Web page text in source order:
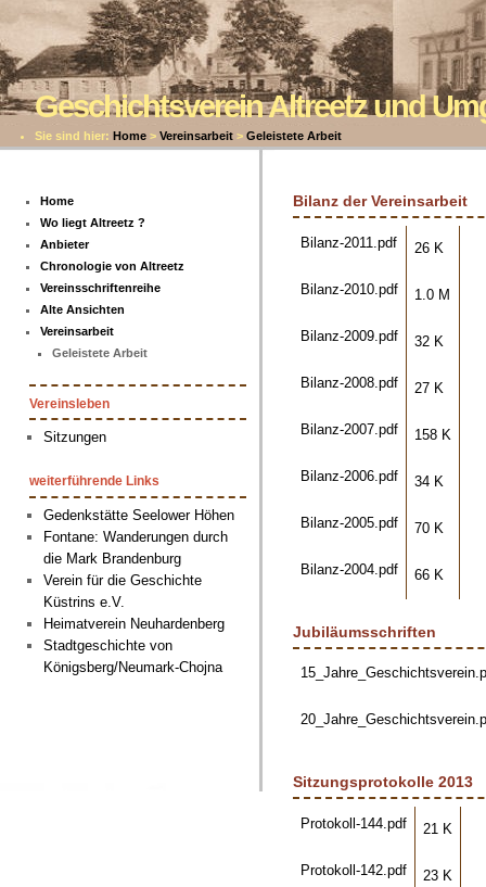
Geschichtsverein Altreetz und
Sie sind hier: Home > Vereinsarbeit > Geleistete Arbeit
Home
Wo liegt Altreetz ?
Anbieter
Chronologie von Altreetz
Vereinsschriftenreihe
Alte Ansichten
Vereinsarbeit
Geleistete Arbeit
Vereinsleben
Sitzungen
weiterführende Links
Gedenkstätte Seelower Höhen
Fontane: Wanderungen durch
die Mark Brandenburg
Verein für die Geschichte
Küstrins e.V.
Heimatverein Neuhardenberg
Stadtgeschichte von
Königsberg/Neumark-Chojna
Bilanz der Vereinsarbeit
Bilanz-2011.pdf 26 K
Bilanz-2010.pdf 1.0 M
Bilanz-2009.pdf 32 K
Bilanz-2008.pdf 27 K
Bilanz-2007.pdf 158 K
Bilanz-2006.pdf 34 K
Bilanz-2005.pdf 70 K
Bilanz-2004.pdf 66 K
Jubiläumsschriften
Sitzungsprotokolle 2013
Protokoll-144.pdf 21 K
Protokoll-142.pdf 23 K